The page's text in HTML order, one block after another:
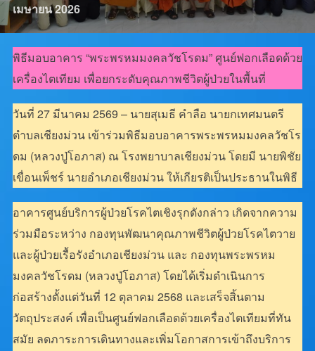
เมษายน 2026
พิธีมอบอาคาร “พระพรหมมงคลวัชโรดม” ศูนย์ฟอกเลือดด้วย
เครื่องไตเทียม เพื่อยกระดับคุณภาพชีวิตผู้ป่วยในพื้นที่
วันที่ 27 มีนาคม 2569 – นายสุเมธี คำลือ นายกเทศมนตรี
ตำบลเชียงม่วน เข้าร่วมพิธีมอบอาคารพระพรหมมงคลวัชโร
ดม (หลวงปู่โอภาส) ณ โรงพยาบาลเชียงม่วน โดยมี นายพิชัย
เขื่อนเพ็ชร์ นายอำเภอเชียงม่วน ให้เกียรติเป็นประธานในพิธี
อาคารศูนย์บริการผู้ป่วยโรคไตเชิงรุกดังกล่าว เกิดจากความ
ร่วมมือระหว่าง กองทุนพัฒนาคุณภาพชีวิตผู้ป่วยโรคไตวาย
และผู้ป่วยเรื้อรังอำเภอเชียงม่วน และ กองทุนพระพรหม
มงคลวัชโรดม (หลวงปู่โอภาส) โดยได้เริ่มดำเนินการ
ก่อสร้างตั้งแต่วันที่ 12 ตุลาคม 2568 และเสร็จสิ้นตาม
วัตถุประสงค์ เพื่อเป็นศูนย์ฟอกเลือดด้วยเครื่องไตเทียมที่ทัน
สมัย ลดภาระการเดินทางและเพิ่มโอกาสการเข้าถึงบริการ